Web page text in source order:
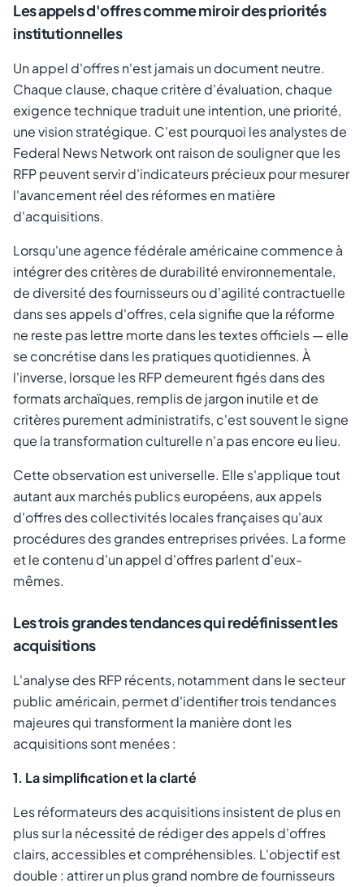
Les appels d'offres comme miroir des priorités
institutionnelles
Un appel d'offres n'est jamais un document neutre.
Chaque clause, chaque critère d'évaluation, chaque
exigence technique traduit une intention, une priorité,
une vision stratégique. C'est pourquoi les analystes de
Federal News Network ont raison de souligner que les
RFP peuvent servir d'indicateurs précieux pour mesurer
l'avancement réel des réformes en matière
d'acquisitions.
Lorsqu'une agence fédérale américaine commence à
intégrer des critères de durabilité environnementale,
de diversité des fournisseurs ou d'agilité contractuelle
dans ses appels d'offres, cela signifie que la réforme
ne reste pas lettre morte dans les textes officiels — elle
se concrétise dans les pratiques quotidiennes. À
l'inverse, lorsque les RFP demeurent figés dans des
formats archaïques, remplis de jargon inutile et de
critères purement administratifs, c'est souvent le signe
que la transformation culturelle n'a pas encore eu lieu.
Cette observation est universelle. Elle s'applique tout
autant aux marchés publics européens, aux appels
d'offres des collectivités locales françaises qu'aux
procédures des grandes entreprises privées. La forme
et le contenu d'un appel d'offres parlent d'eux-
mêmes.
Les trois grandes tendances qui redéfinissent les
acquisitions
L'analyse des RFP récents, notamment dans le secteur
public américain, permet d'identifier trois tendances
majeures qui transforment la manière dont les
acquisitions sont menées :
1. La simplification et la clarté
Les réformateurs des acquisitions insistent de plus en
plus sur la nécessité de rédiger des appels d'offres
clairs, accessibles et compréhensibles. L'objectif est
double : attirer un plus grand nombre de fournisseurs